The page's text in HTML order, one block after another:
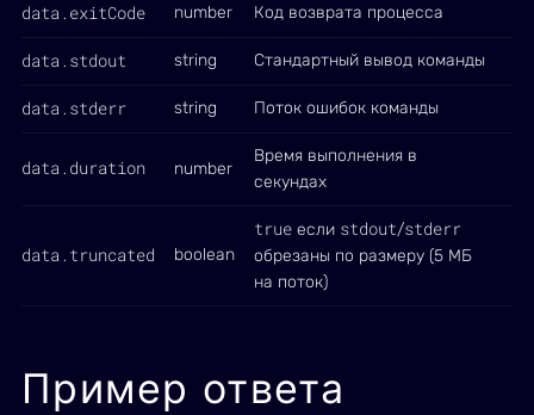
data.exitCode number Код возврата процесса
data.stdout string Стандартный вывод команды
data.stderr string Поток ошибок команды
data.duration number
Время выполнения в
секундах
data.truncated boolean
true если stdout/stderr
обрезаны по размеру (5 МБ
на поток)
Пример ответа